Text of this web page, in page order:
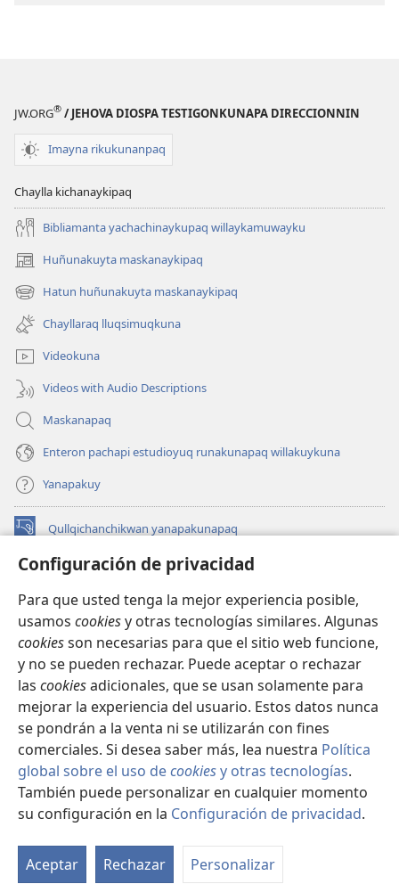
Configuración de privacidad
Para que usted tenga la mejor experiencia posible,
usamos cookiesy otras tecnologías similares. Algunas
cookiesson necesarias para que el sitio web funcione,
y no se pueden rechazar. Puede aceptar o rechazar
las cookiesadicionales, que se usan solamente para
mejorar la experiencia del usuario. Estos datos nunca
se pondrán a la venta ni se utilizarán con fines
comerciales. Si desea saber más, lea nuestra Política
global sobre el uso decookiesy otras tecnologías.
También puede personalizar en cualquier momento
su configuración en la Configuración de privacidad.
Aceptar Rechazar Personalizar
JW.ORG® / JEHOVA DIOSPA TESTIGONKUNAPA DIRECCIONNIN
Imayna rikukunanpaq
Chaylla kichanaykipaq
Bibliamanta yachachinaykupaq willaykamuwayku
Huñunakuyta maskanaykipaq
(abre
una
nueva
ventana)
Hatun huñunakuyta maskanaykipaq
(abre
una
nueva
ventana)
Chayllaraq lluqsimuqkuna
Videokuna
Videos with Audio Descriptions
Maskanapaq
Enteron pachapi estudioyuq runakunapaq willakuykuna
Yanapakuy
Qullqichanchikwan yanapakunapaq
(abre
nueva INTERNETPI QILLQAKUNA Watchtower™
una
nueva
ventana)
JW Hub
(abre
una
nueva
ventana)
JW Library®
Watchtower Library
Copyright© 2026 Watch Tower Bible and Tract Society of Pennsylvania.
IMAYNA SERVICHIKUNAPAQ|WAQAYCHASQA KANANPAQ|
CONFIGURACIÓN DE PRIVACIDAD